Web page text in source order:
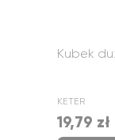
Kubek
PRODUCENT
KETER
Cena
19,79 zł